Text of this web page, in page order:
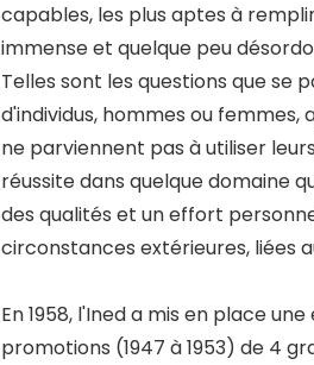
capables, les plus aptes à
immense et quelque peu
Telles sont les questions que se
d'individus, hommes ou
ne parviennent pas à utiliser
réussite dans quelque domaine
des qualités et un effort
circonstances extérieures, liées
En 1958, l'Ined a mis en place
promotions (1947 à 1953) de 4